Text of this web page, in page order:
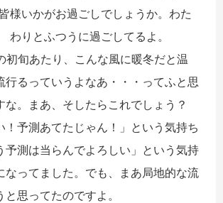
様いかがお過ごしでしょうか。わた
わりとふつうに過ごしてるよ。
旬あたり、こんな風に暖冬だと温
行るっていうよなあ・・・ってふと思
な。まあ、そしたらこれでしょう？
！予測あてたじゃん！」という気持ち
予測は当らんでよろしい」という気持
なってました。でも、まあ局地的な流
思ってたのですよ。